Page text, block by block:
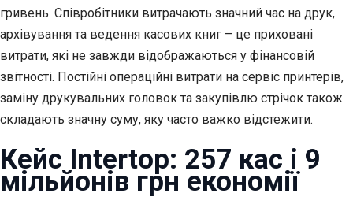
гривень. Співробітники витрачають значний час на друк,
архівування та ведення касових книг – це приховані
витрати, які не завжди відображаються у фінансовій
звітності. Постійні операційні витрати на сервіс принтерів,
заміну друкувальних головок та закупівлю стрічок також
складають значну суму, яку часто важко відстежити.
Кейс Intertop: 257 кас і 9
мільйонів грн економії